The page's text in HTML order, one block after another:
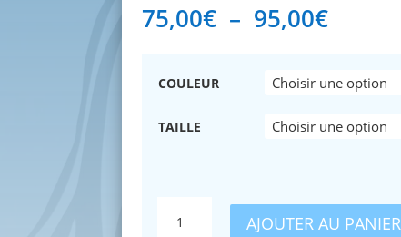
75,00€ – 95,00€Plage
de
75,00€
95,00€
COULEUR
TAILLE
AJOUTER AU PANIER